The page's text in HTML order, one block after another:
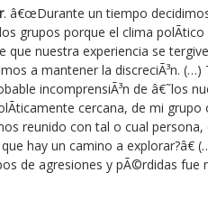
. â€œDurante un tiempo
grupos porque el clima
que nuestra experiencia se
a mantener la discreciÃ³n.
incomprensiÃ³n de â€˜los
cercana, de mi grupo
reunido con tal o cual
hay un camino a explorar?â€
de agresiones y pÃ©rdidas fue